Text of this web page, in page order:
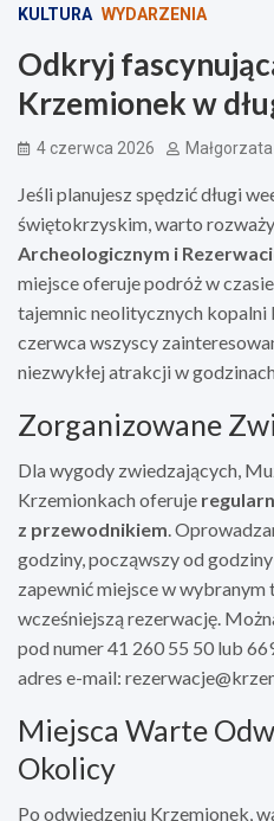
KULTURA WYDARZENIA
Odkryj
Krzemionek w
4 czerwca 2026
Jeśli planujesz spędzić długi
świętokrzyskim, warto
Archeologicznym i
miejsce oferuje podróż w
tajemnic neolitycznych kopalni
czerwca wszyscy
niezwykłej atrakcji w
Zorganizowane
Dla wygody zwiedzających,
Krzemionkach oferuje
z przewodnikiem .
godziny, począwszy od
zapewnić miejsce w wybranym
wcześniejszą rezerwację.
pod numer 41 260 55 50 lub
adres e-mail:
Miejsca Warte
Okolicy
Po odwiedzeniu Krzemionek,